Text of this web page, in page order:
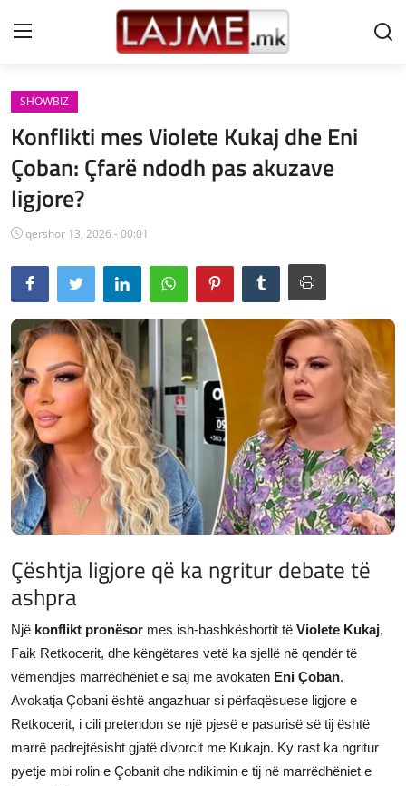
Shtëpi
LAJME MAQEDONI
SHQIPERI
KOSOVA
LAJME NGA BOTA
SHOWBIZ
SPORT
SHENDETI
JETA
Gallery
Shqip
SHOWBIZ
Konflikti mes Violete Kukaj dhe Eni
Çoban: Çfarë ndodh pas akuzave
ligjore?
qershor 13, 2026 - 00:01
Çështja ligjore që ka ngritur debate të
ashpra
Një konflikt pronësor mes ish-bashkëshortit të Violete Kukaj,
Faik Retkocerit, dhe këngëtares vetë ka sjellë në qendër të
vëmendjes marrëdhëniet e saj me avokaten Eni Çoban.
Avokatja Çobani është angazhuar si përfaqësuese ligjore e
Retkocerit, i cili pretendon se një pjesë e pasurisë së tij është
marrë padrejtësisht gjatë divorcit me Kukajn. Ky rast ka ngritur
pyetje mbi rolin e Çobanit dhe ndikimin e tij në marrëdhëniet e